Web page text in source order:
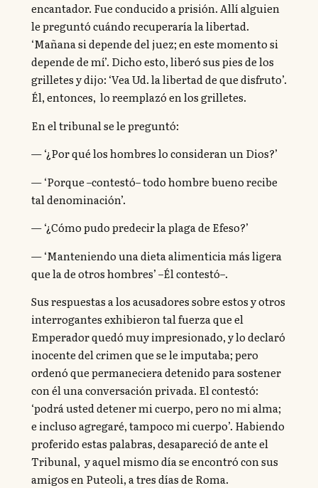
encantador. Fue conducido a prisión. Allí alguien
le preguntó cuándo recuperaría la libertad.
‘Mañana si depende del juez; en este momento si
depende de mí’. Dicho esto, liberó sus pies de los
grilletes y dijo: ‘Vea Ud. la libertad de que disfruto’.
Él, entonces, lo reemplazó en los grilletes.
En el tribunal se le preguntó:
— ‘¿Por qué los hombres lo consideran un Dios?’
— ‘Porque –contestó– todo hombre bueno recibe
tal denominación’.
— ‘¿Cómo pudo predecir la plaga de Efeso?’
— ‘Manteniendo una dieta alimenticia más ligera
que la de otros hombres’ –Él contestó–.
Sus respuestas a los acusadores sobre estos y otros
interrogantes exhibieron tal fuerza que el
Emperador quedó muy impresionado, y lo declaró
inocente del crimen que se le imputaba; pero
ordenó que permaneciera detenido para sostener
con él una conversación privada. El contestó:
‘podrá usted detener mi cuerpo, pero no mi alma;
e incluso agregaré, tampoco mi cuerpo’. Habiendo
proferido estas palabras, desapareció de ante el
Tribunal, y aquel mismo día se encontró con sus
amigos en Puteoli, a tres días de Roma.